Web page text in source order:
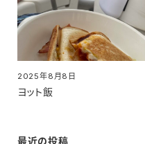
ヨット飯
投稿日
2025年8月8日
最近の投稿